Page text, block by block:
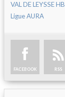
VAL DE LEYSSE HB
Ligue AURA
FACEBOOK RSS